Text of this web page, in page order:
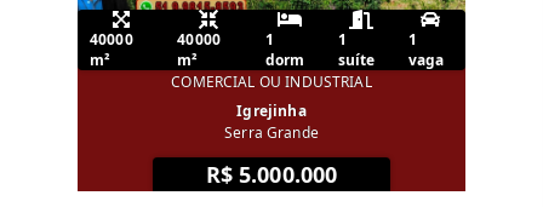
40000
m²
40000
m²
1
dorm
1
suíte
1
vaga
COMERCIAL OU INDUSTRIAL
Igrejinha
Serra Grande
R$ 5.000.000